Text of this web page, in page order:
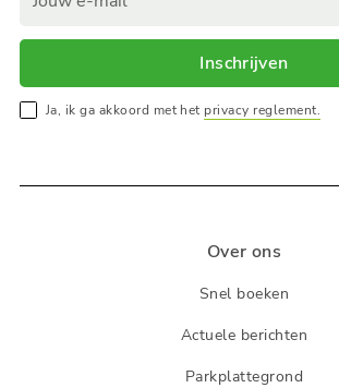
Inschrijven
Ja, ik ga akkoord met het privacy reglement.
Over ons
Snel boeken
Actuele berichten
Parkplattegrond